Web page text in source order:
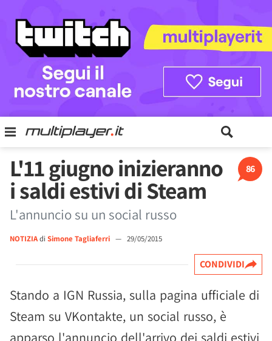
86
L'11 giugno inizieranno
i saldi estivi di Steam
L'annuncio su un social russo
NOTIZIAdi Simone Tagliaferri — 29/05/2015
CONDIVIDI
Stando a IGN Russia, sulla pagina ufficiale di
Steam su VKontakte, un social russo, è
apparso l'annuncio dell'arrivo dei saldi estivi